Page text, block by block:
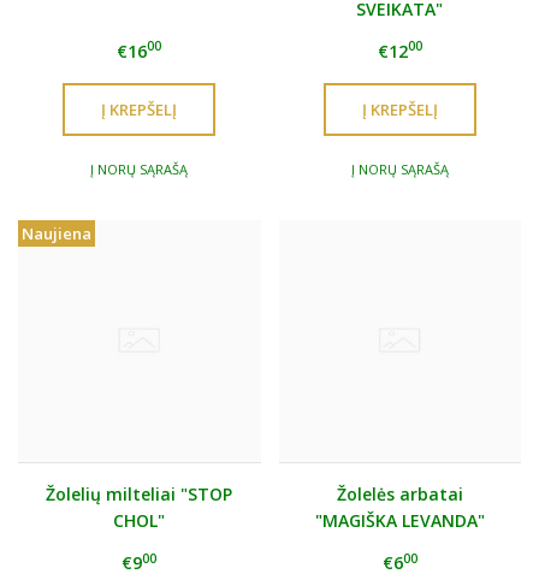
€1600
Į NORŲ SĄRAŠĄ
SVEIKATA"
€1200
Į NORŲ SĄRAŠĄ
Naujiena
Žolelių milteliai "STOP
CHOL"
€900
Žolelės arbatai
"MAGIŠKA LEVANDA"
€600